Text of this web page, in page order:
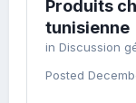
Produits
tunisienne
in Discussion
Posted